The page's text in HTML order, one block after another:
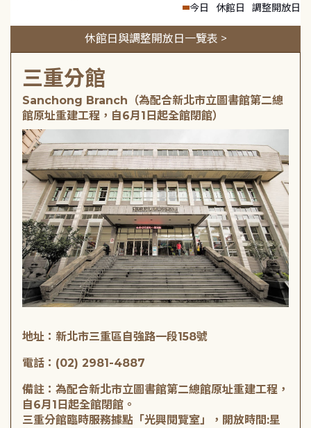
今日 休館日 調整開放日
休館日與調整開放日一覽表 >
三重分館
Sanchong Branch（為配合新北市立圖書館第二總
館原址重建工程，自6月1日起全館閉館）
地址：新北市三重區自強路一段158號
電話：(02) 2981-4887
備註：為配合新北市立圖書館第二總館原址重建工程，
自6月1日起全館閉館。
三重分館臨時服務據點「光興閱覽室」，開放時間:星